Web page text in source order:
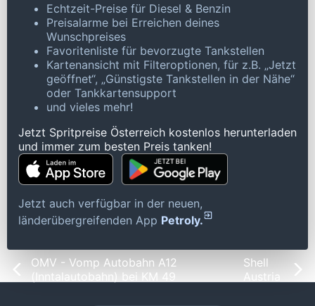
Echtzeit-Preise für Diesel & Benzin
Preisalarme bei Erreichen deines
Wunschpreises
Favoritenliste für bevorzugte Tankstellen
Kartenansicht mit Filteroptionen, für z.B. „Jetzt
geöffnet“, „Günstigste Tankstellen in der Nähe“
oder Tankkartensupport
und vieles mehr!
Jetzt Spritpreise Österreich kostenlos herunterladen
und immer zum besten Preis tanken!
Jetzt auch verfügbar in der neuen,
länderübergreifenden App Petroly.
OMV - Vomp Autobahn A12
(Inntalautobahn) bei KM 49
Shell
Austria